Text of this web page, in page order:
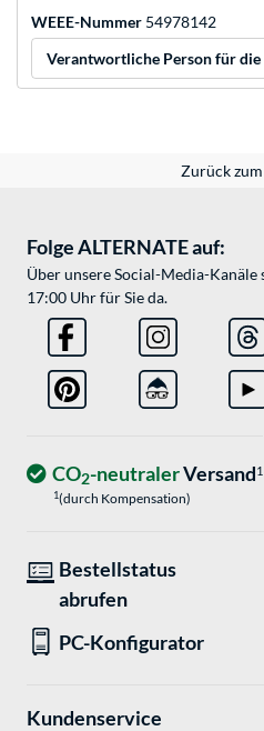
WEEE-Nummer 54978142
Verantwortliche Person für die
Zurück
Folge ALTERNATE auf:
Über unsere Social-Media-
17:00 Uhr für Sie da.
CO2-neutralerVersand1
1(durch Kompensation)
Bestellstatus
abrufen
PC-Konfigurator
Kundenservice